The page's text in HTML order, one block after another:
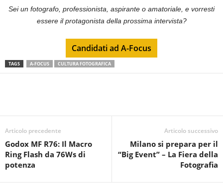
Sei un fotografo, professionista, aspirante o amatoriale, e vorresti
essere il protagonista della prossima intervista?
Candidati ad A-Focus
TAGS A-FOCUS CULTURA FOTOGRAFICA
Articolo precedente
Godox MF R76: Il Macro
Ring Flash da 76Ws di
potenza
Articolo successivo
Milano si prepara per il
“Big Event” – La Fiera della
Fotografia